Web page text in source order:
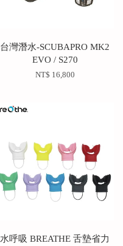
台灣潛水-SCUBAPRO MK2
EVO / S270
NT$ 16,800
水呼吸 BREATHE 舌墊省力